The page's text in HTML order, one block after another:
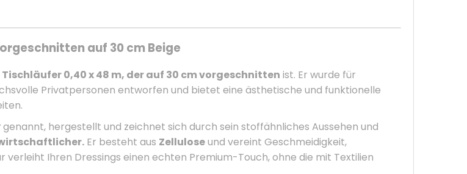
auf 30 cm Beige
0,40 x 48 m, der auf 30 cm vorgeschnitten ist. Er wurde für
Privatpersonen entworfen und bietet eine ästhetische und funktionelle
genannt, hergestellt und zeichnet sich durch sein stoffähnliches Aussehen und
Er besteht aus Zelluloseund vereint Geschmeidigkeit,
Ihren Dressings einen echten Premium-Touch, ohne die mit Textilien